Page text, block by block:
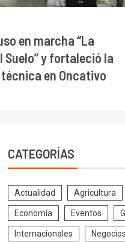
en marcha “La
Suelo” y fortaleció la
en Oncativo
CATEGORÍAS
Actualidad Agricultura
Economía Eventos
Internacionales Negocios